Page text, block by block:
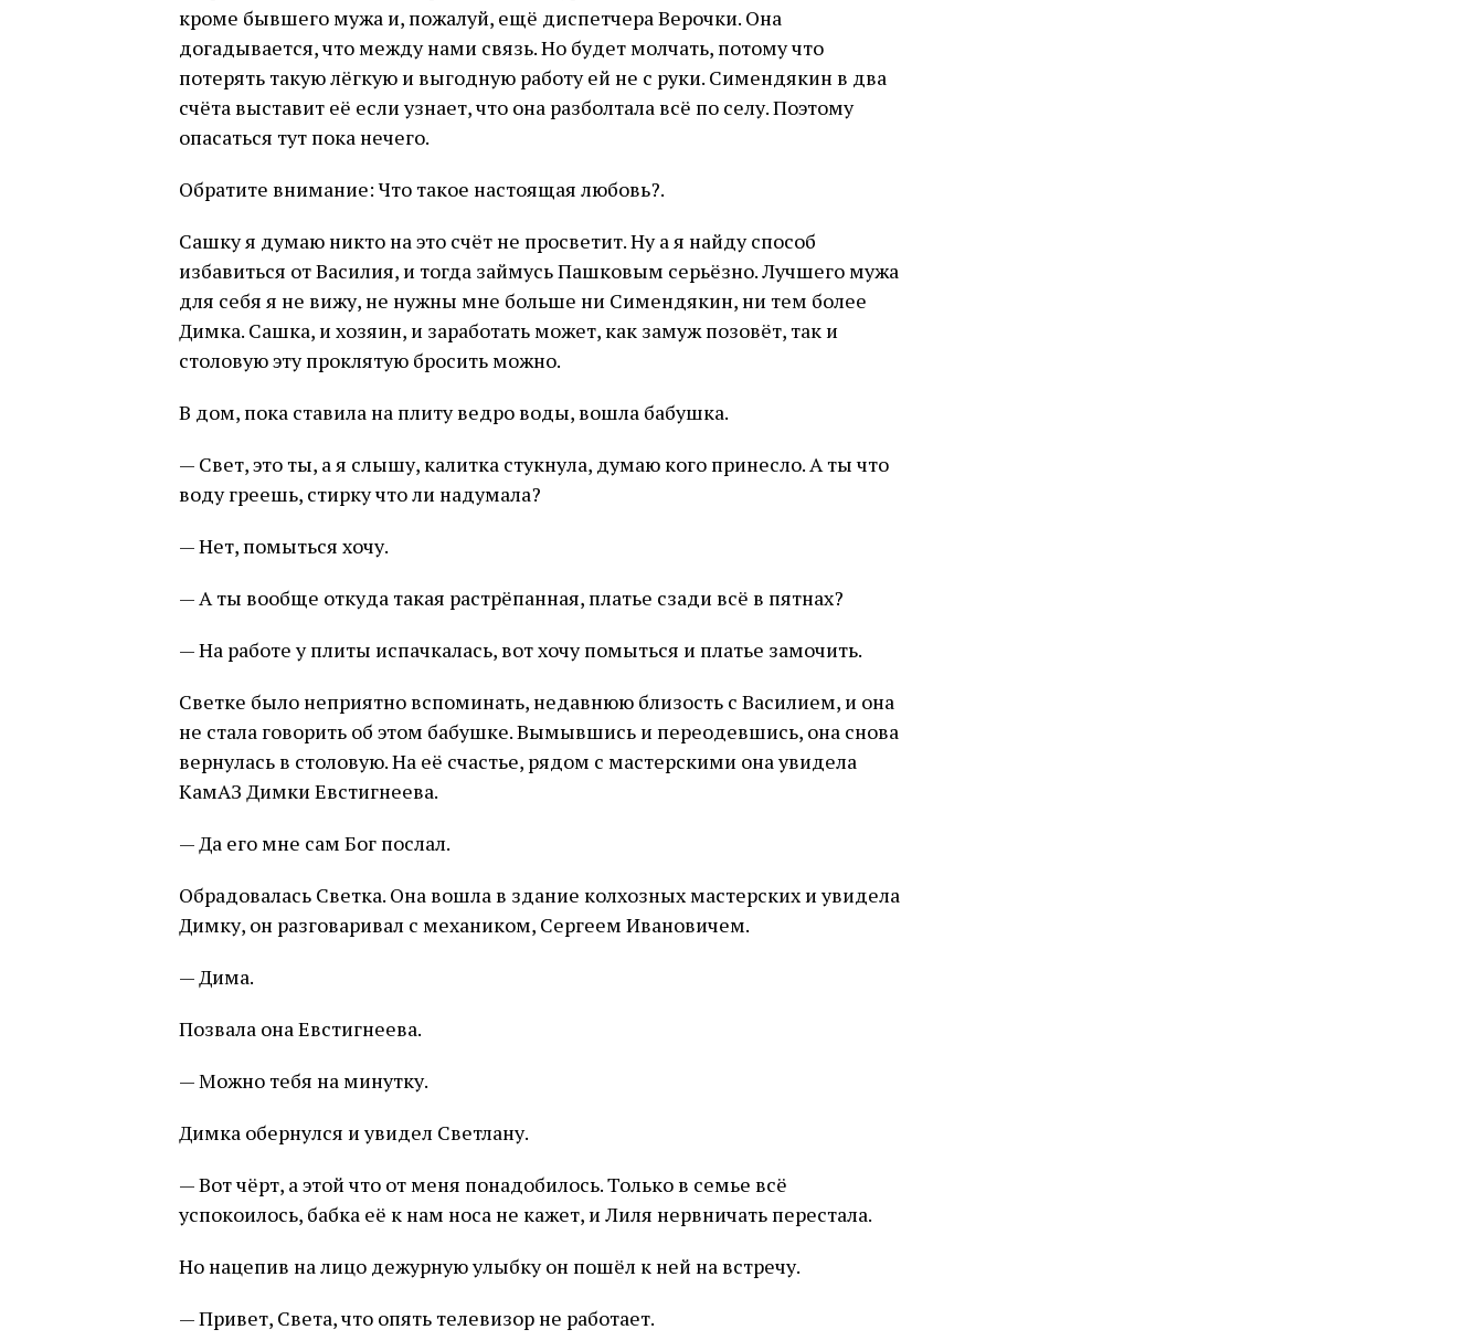
кроме бывшего мужа и, пожалуй, ещё диспетчера Верочки. Она
догадывается, что между нами связь. Но будет молчать, потому что
потерять такую лёгкую и выгодную работу ей не с руки. Симендякин в два
счёта выставит её если узнает, что она разболтала всё по селу. Поэтому
опасаться тут пока нечего.
Обратите внимание: Что такое настоящая любовь?.
Сашку я думаю никто на это счёт не просветит. Ну а я найду способ
избавиться от Василия, и тогда займусь Пашковым серьёзно. Лучшего мужа
для себя я не вижу, не нужны мне больше ни Симендякин, ни тем более
Димка. Сашка, и хозяин, и заработать может, как замуж позовёт, так и
столовую эту проклятую бросить можно.
В дом, пока ставила на плиту ведро воды, вошла бабушка.
— Свет, это ты, а я слышу, калитка стукнула, думаю кого принесло. А ты что
воду греешь, стирку что ли надумала?
— Нет, помыться хочу.
— А ты вообще откуда такая растрёпанная, платье сзади всё в пятнах?
— На работе у плиты испачкалась, вот хочу помыться и платье замочить.
Светке было неприятно вспоминать, недавнюю близость с Василием, и она
не стала говорить об этом бабушке. Вымывшись и переодевшись, она снова
вернулась в столовую. На её счастье, рядом с мастерскими она увидела
КамАЗ Димки Евстигнеева.
— Да его мне сам Бог послал.
Обрадовалась Светка. Она вошла в здание колхозных мастерских и увидела
Димку, он разговаривал с механиком, Сергеем Ивановичем.
— Дима.
Позвала она Евстигнеева.
— Можно тебя на минутку.
Димка обернулся и увидел Светлану.
— Вот чёрт, а этой что от меня понадобилось. Только в семье всё
успокоилось, бабка её к нам носа не кажет, и Лиля нервничать перестала.
Но нацепив на лицо дежурную улыбку он пошёл к ней на встречу.
— Привет, Света, что опять телевизор не работает.